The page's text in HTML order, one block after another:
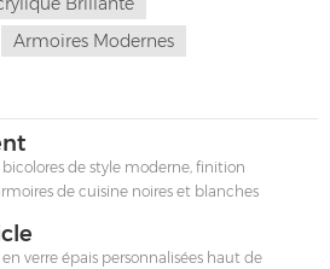
Armoires Modernes
de style moderne, finition
de cuisine noires et blanches
verre épais personnalisées haut de